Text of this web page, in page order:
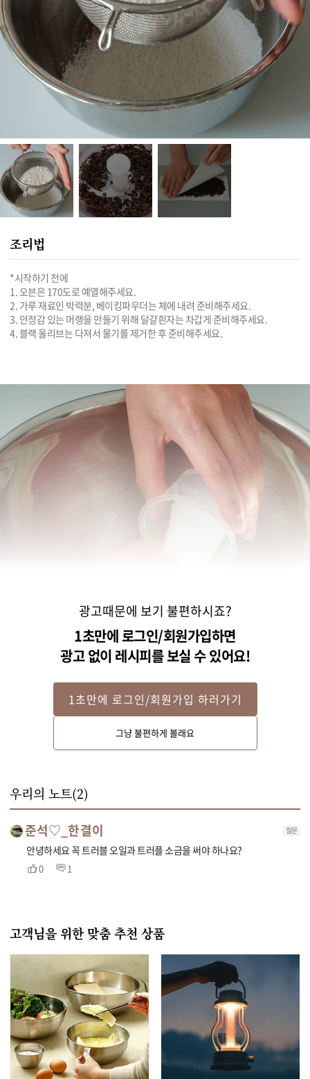
조리법
*시작하기 전에
1. 오븐은 170도로 예열해주세요.
2. 가루 재료인 박력분, 베이킹파우더는 체에 내려 준비해주세요.
3. 안정감 있는 머랭을 만들기 위해 달걀흰자는 차갑게 준비해주세요.
4. 블랙 올리브는 다져서 물기를 제거한 후 준비해주세요.
1. 달걀노른자를 가볍게 풀어준 뒤 트러플 소금과 설탕 15g을 넣고 뽀얗게 휘
핑해주세요.
광고때문에 보기 불편하시죠?
1초만에 로그인/회원가입하면
광고 없이 레시피를 보실 수 있어요!
1초만에 로그인/회원가입 하러가기
그냥 불편하게 볼래요
우리의 노트(2)
준석♡_한결이 질문
안녕하세요 꼭 트러블 오일과 트러플 소금을 써야 하나요?
0 1
고객님을 위한 맞춤 추천 상품